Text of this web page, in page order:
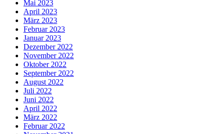
Mai 2023
April 2023
März 2023
Februar 2023
Januar 2023
Dezember 2022
November 2022
Oktober 2022
September 2022
August 2022
Juli 2022
Juni 2022
April 2022
März 2022
Februar 2022